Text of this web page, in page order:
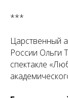
***
Царственный
России Ольги
спектакле